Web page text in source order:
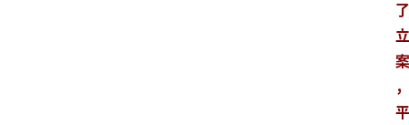
了
立
案
，
平